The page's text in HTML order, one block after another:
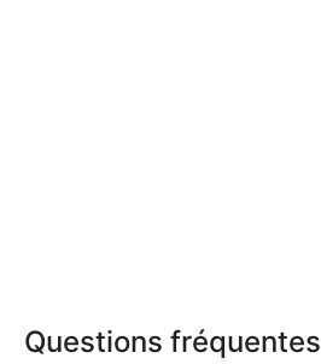
Questions fréquentes